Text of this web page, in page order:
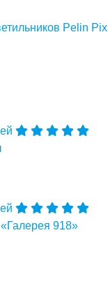
Pelin Pix
918»